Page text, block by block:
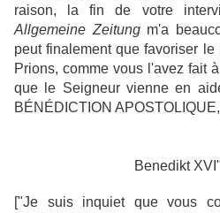
raison, la fin de votre
Allgemeine Zeitungm'a
peut finalement que favoriser le
Prions, comme vous l'avez fait
que le Seigneur vienne en
BÉNÉDICTION
Benedikt XVI"
["Je suis inquiet que vous